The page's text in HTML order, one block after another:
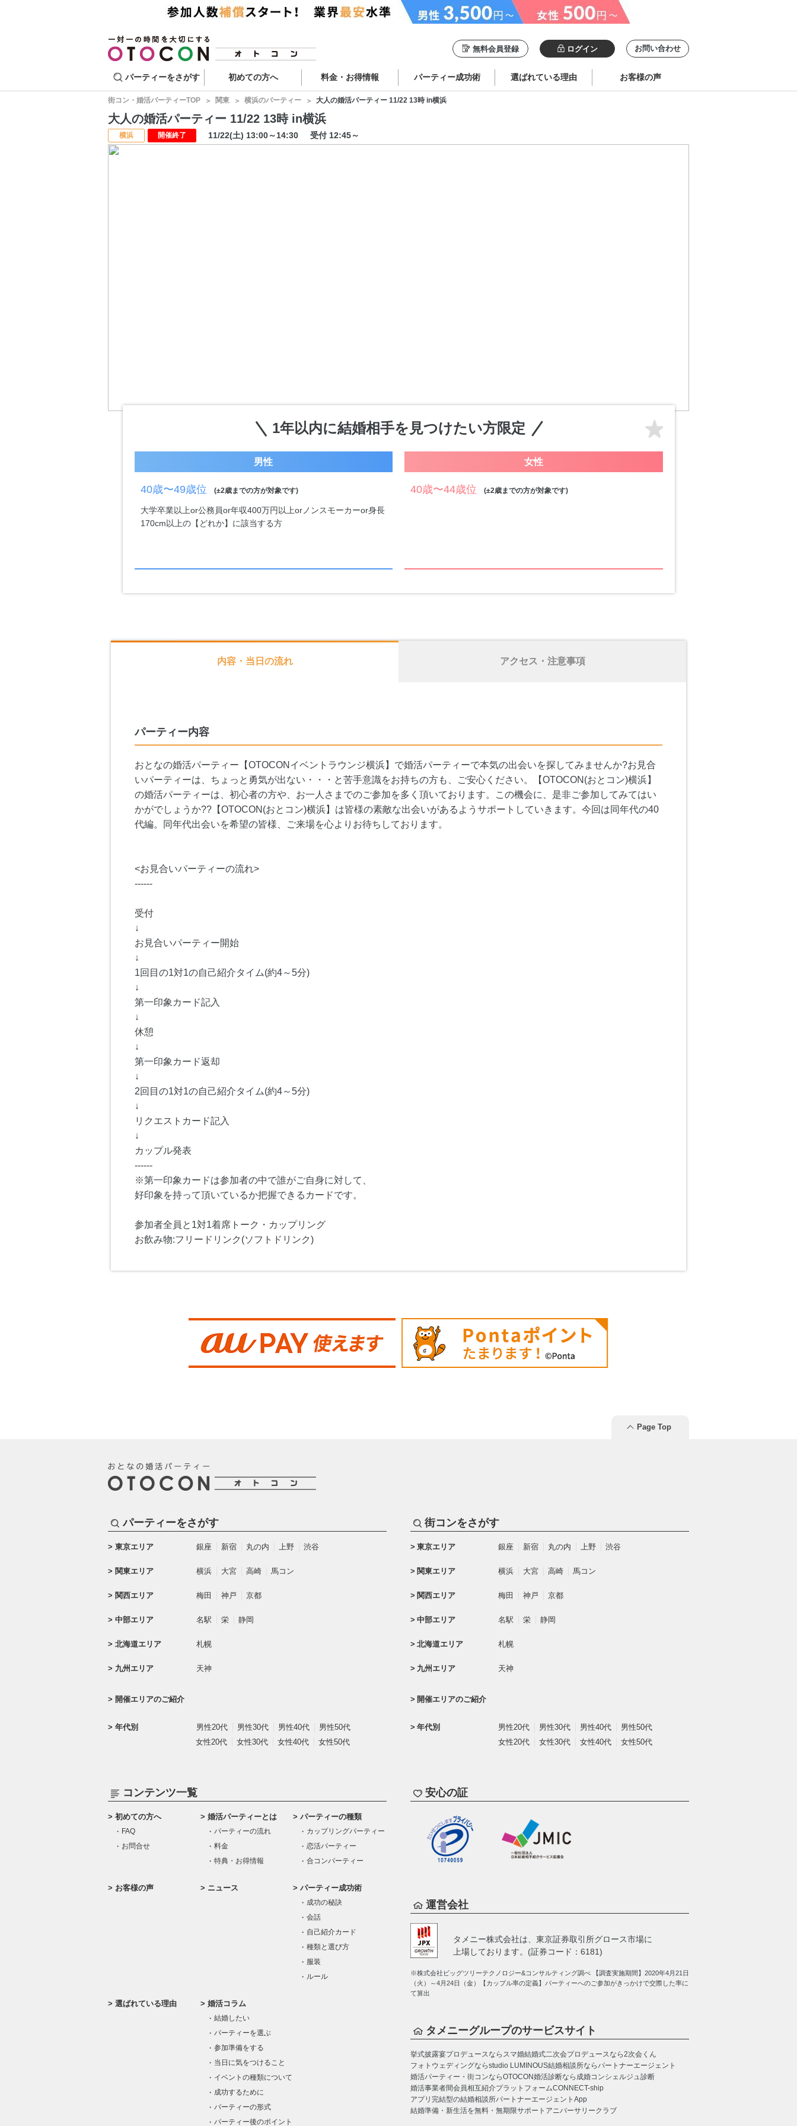
無料会員登録 ログイン お問い合わせ
パーティーをさがす 初めての方へ 料金・お得情報 パーティー成功術 選ばれている理由 お客様の声
街コン・婚活パーティーTOP 関東 横浜のパーティー 大人の婚活パーティー 11/22 13時 in横浜
大人の婚活パーティー 11/22 13時 in横浜
横浜 開催終了 11/22(土) 13:00～14:30 受付 12:45～
1年以内に結婚相手を見つけたい方限定
男性
40歳〜49歳位 (±2歳までの方が対象です)
大学卒業以上or公務員or年収400万円以上orノンスモーカーor身長
170cm以上の【どれか】に該当する方
女性
40歳〜44歳位 (±2歳までの方が対象です)
内容・当日の流れ アクセス・注意事項
パーティー内容
おとなの婚活パーティー【OTOCONイベントラウンジ横浜】で婚活パーティーで本気の出会いを探してみませんか?お見合
いパーティーは、ちょっと勇気が出ない・・・と苦手意識をお持ちの方も、ご安心ください。【OTOCON(おとコン)横浜】
の婚活パーティーは、初心者の方や、お一人さまでのご参加を多く頂いております。この機会に、是非ご参加してみてはい
かがでしょうか??【OTOCON(おとコン)横浜】は皆様の素敵な出会いがあるようサポートしていきます。今回は同年代の40
代編。同年代出会いを希望の皆様、ご来場を心よりお待ちしております。
<お見合いパーティーの流れ>
------
受付
↓
お見合いパーティー開始
↓
1回目の1対1の自己紹介タイム(約4～5分)
↓
第一印象カード記入
↓
休憩
↓
第一印象カード返却
↓
2回目の1対1の自己紹介タイム(約4～5分)
↓
リクエストカード記入
↓
カップル発表
------
※第一印象カードは参加者の中で誰がご自身に対して、
好印象を持って頂いているか把握できるカードです。
参加者全員と1対1着席トーク・カップリング
お飲み物:フリードリンク(ソフトドリンク)
Page Top
パーティーをさがす
東京エリア 銀座 新宿 丸の内 上野 渋谷
関東エリア 横浜 大宮 高崎 馬コン
関西エリア 梅田 神戸 京都
中部エリア 名駅 栄 静岡
北海道エリア 札幌
九州エリア 天神
開催エリアのご紹介
年代別 男性20代 男性30代 男性40代
男性50代
女性20代
女性30代 女性40代 女性50代
街コンをさがす
東京エリア 銀座 新宿 丸の内 上野 渋谷
関東エリア 横浜 大宮 高崎 馬コン
関西エリア 梅田 神戸 京都
中部エリア 名駅 栄 静岡
北海道エリア 札幌
九州エリア 天神
開催エリアのご紹介
年代別 男性20代 男性30代 男性40代
男性50代
女性20代
女性30代 女性40代 女性50代
コンテンツ一覧
初めての方へ
FAQ
お問合せ
婚活パーティーとは
パーティーの流れ
料金
特典・お得情報
パーティーの種類
カップリングパーティー
恋活パーティー
合コンパーティー
お客様の声 ニュース パーティー成功術
成功の秘訣
会話
自己紹介カード
種類と選び方
服装
ルール
選ばれている理由 婚活コラム
結婚したい
パーティーを選ぶ
参加準備をする
当日に気をつけること
イベントの種類について
成功するために
パーティーの形式
パーティー後のポイント
安心の証
運営会社
タメニー株式会社は、 東京証券取引所グロース市場に
上場しております。(証券コード：6181)
※株式会社ビッグツリーテクノロジー&コンサルティング調べ 【調査実施期間】2020年4月21日
（火）～4月24日（金）【カップル率の定義】パーティーへのご参加がきっかけで交際した率に
て算出
タメニーグループのサービスサイト
挙式披露宴プロデュースならスマ婚結婚式二次会プロデュースなら2次会くん
フォトウェディングならstudio LUMINOUS結婚相談所ならパートナーエージェント
婚活パーティー・街コンならOTOCON婚活診断なら成婚コンシェルジュ診断
婚活事業者間会員相互紹介プラットフォームCONNECT-ship
アプリ完結型の結婚相談所パートナーエージェントApp
結婚準備・新生活を無料・無期限サポートアニバーサリークラブ